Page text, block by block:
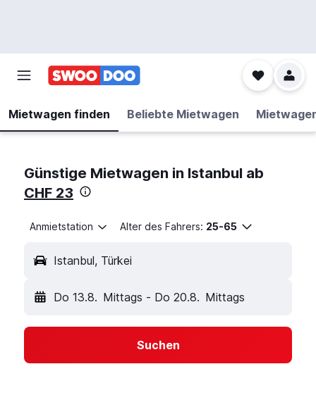
Mietwagen finden Beliebte Mietwagen
Günstige Mietwagen in Istanbul ab
CHF 23
Anmietstation Alter des Fahrers: 25-65
Istanbul, Türkei
Do 13.8. Mittags - Do 20.8. Mittags
Suchen